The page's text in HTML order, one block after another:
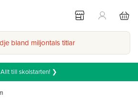
bland miljontals titlar
Allt till skolstarten! ❯